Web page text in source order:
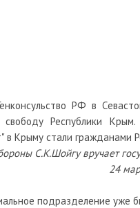
РФ в
свободу Республики
в Крыму стали гражданами
С.К.Шойгу вручает
24
подразделение